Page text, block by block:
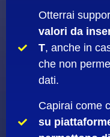
Otterrai
valori da
T, anche in
che non
dati.
Capirai come
su